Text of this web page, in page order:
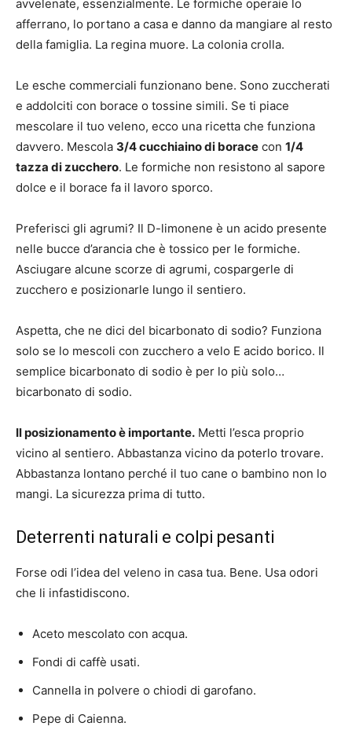
avvelenate, essenzialmente. Le formiche operaie lo
afferrano, lo portano a casa e danno da mangiare al resto
della famiglia. La regina muore. La colonia crolla.
Le esche commerciali funzionano bene. Sono zuccherati
e addolciti con borace o tossine simili. Se ti piace
mescolare il tuo veleno, ecco una ricetta che funziona
davvero. Mescola 3/4 cucchiaino di borace con 1/4
tazza di zucchero. Le formiche non resistono al sapore
dolce e il borace fa il lavoro sporco.
Preferisci gli agrumi? Il D-limonene è un acido presente
nelle bucce d’arancia che è tossico per le formiche.
Asciugare alcune scorze di agrumi, cospargerle di
zucchero e posizionarle lungo il sentiero.
Aspetta, che ne dici del bicarbonato di sodio? Funziona
solo se lo mescoli con zucchero a velo E acido borico. Il
semplice bicarbonato di sodio è per lo più solo…
bicarbonato di sodio.
Il posizionamento è importante. Metti l’esca proprio
vicino al sentiero. Abbastanza vicino da poterlo trovare.
Abbastanza lontano perché il tuo cane o bambino non lo
mangi. La sicurezza prima di tutto.
Deterrenti naturali e colpi pesanti
Forse odi l’idea del veleno in casa tua. Bene. Usa odori
che li infastidiscono.
Aceto mescolato con acqua.
Fondi di caffè usati.
Cannella in polvere o chiodi di garofano.
Pepe di Caienna.